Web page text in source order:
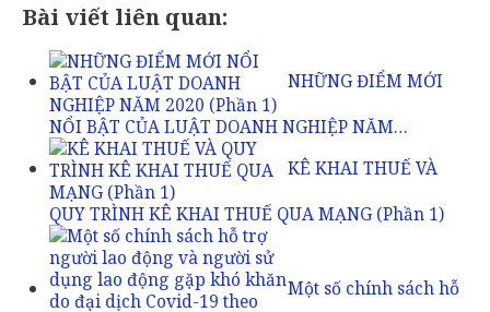
Bài viết liên quan:
NHỮNG ĐIỂM MỚI
NỔI BẬT CỦA LUẬT DOANH NGHIỆP NĂM…
KÊ KHAI THUẾ VÀ
QUY TRÌNH KÊ KHAI THUẾ QUA MẠNG (Phần 1)
Một số chính sách hỗ